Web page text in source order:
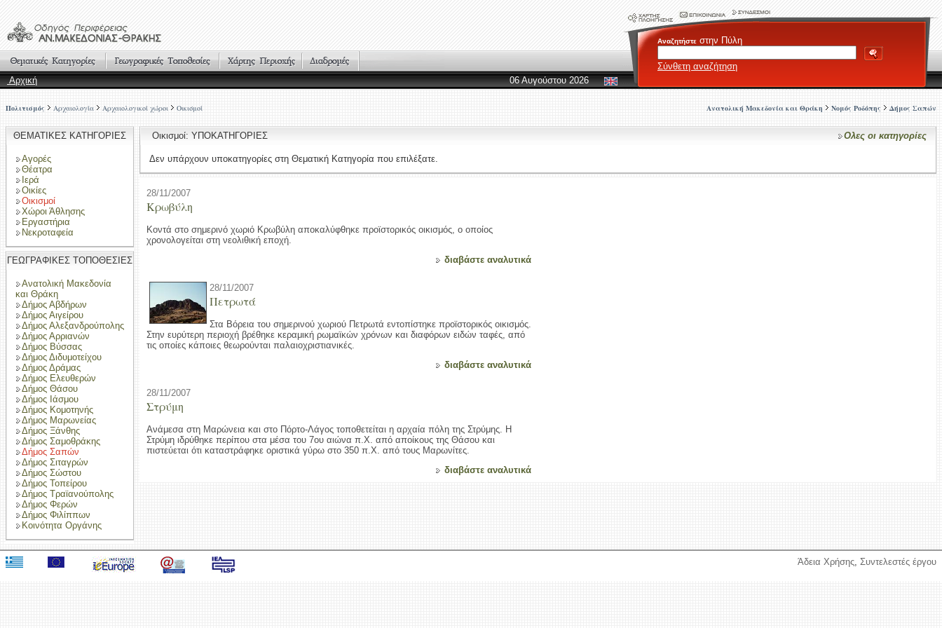
Αναζητήστε στην Πύλη
Σύνθετη αναζήτηση
Αρχική
06 Αυγούστου 2026
Πολιτισμός Αρχαιολογία Αρχαιολογικοί χώροι Οικισμοί Ανατολική Μακεδονία και Θράκη Νομός Ροδόπης Δήμος Σαπών
ΘΕΜΑΤΙΚΕΣ ΚΑΤΗΓΟΡΙΕΣ
Αγορές
Θέατρα
Ιερά
Οικίες
Οικισμοί
Χώροι Άθλησης
Εργαστήρια
Νεκροταφεία
ΓΕΩΓΡΑΦΙΚΕΣ ΤΟΠΟΘΕΣΙΕΣ
Ανατολική Μακεδονία
και Θράκη
Δήμος Αβδήρων
Δήμος Αιγείρου
Δήμος Αλεξανδρούπολης
Δήμος Αρριανών
Δήμος Βύσσας
Δήμος Διδυμοτείχου
Δήμος Δράμας
Δήμος Ελευθερών
Δήμος Θάσου
Δήμος Ιάσμου
Δήμος Κομοτηνής
Δήμος Μαρωνείας
Δήμος Ξάνθης
Δήμος Σαμοθράκης
Δήμος Σαπών
Δήμος Σιταγρών
Δήμος Σώστου
Δήμος Τοπείρου
Δήμος Τραϊανούπολης
Δήμος Φερών
Δήμος Φιλίππων
Κοινότητα Οργάνης
Οικισμοί: ΥΠΟΚΑΤΗΓΟΡΙΕΣ Ολες οι κατηγορίες
Δεν υπάρχουν υποκατηγορίες στη Θεματική Κατηγορία που επιλέξατε.
28/11/2007
Κρωβύλη
Κοντά στο σημερινό χωριό Κρωβύλη αποκαλύφθηκε προϊστορικός οικισμός, ο οποίος
χρονολογείται στη νεολιθική εποχή.
διαβάστε αναλυτικά
28/11/2007
Πετρωτά
Στα Βόρεια του σημερινού χωριού Πετρωτά εντοπίστηκε προϊστορικός οικισμός.
Στην ευρύτερη περιοχή βρέθηκε κεραμική ρωμαϊκών χρόνων και διαφόρων ειδών ταφές, από
τις οποίες κάποιες θεωρούνται παλαιοχριστιανικές.
διαβάστε αναλυτικά
28/11/2007
Στρύμη
Ανάμεσα στη Μαρώνεια και στο Πόρτο-Λάγος τοποθετείται η αρχαία πόλη της Στρύμης. Η
Στρύμη ιδρύθηκε περίπου στα μέσα του 7ου αιώνα π.Χ. από αποίκους της Θάσου και
πιστεύεται ότι καταστράφηκε οριστικά γύρω στο 350 π.Χ. από τους Μαρωνίτες.
διαβάστε αναλυτικά
Άδεια Χρήσης, Συντελεστές έργου